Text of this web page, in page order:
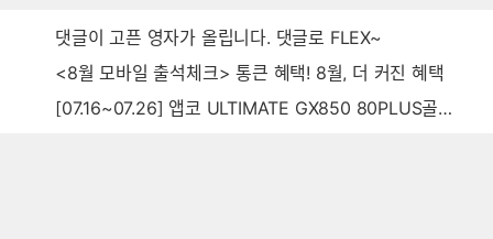
댓글이 고픈 영자가 올립니다. 댓글로 FLEX~
<8월 모바일 출석체크> 통큰 혜택! 8월, 더 커진 혜택
[07.16~07.26] 앱코 ULTIMATE GX850 80PLUS골드 풀모듈러 ATX3.0 블랙